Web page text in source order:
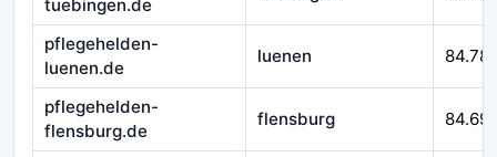
tuebingen.de
pflegehelden-
luenen.de
luenen
pflegehelden-
flensburg.de
flensburg